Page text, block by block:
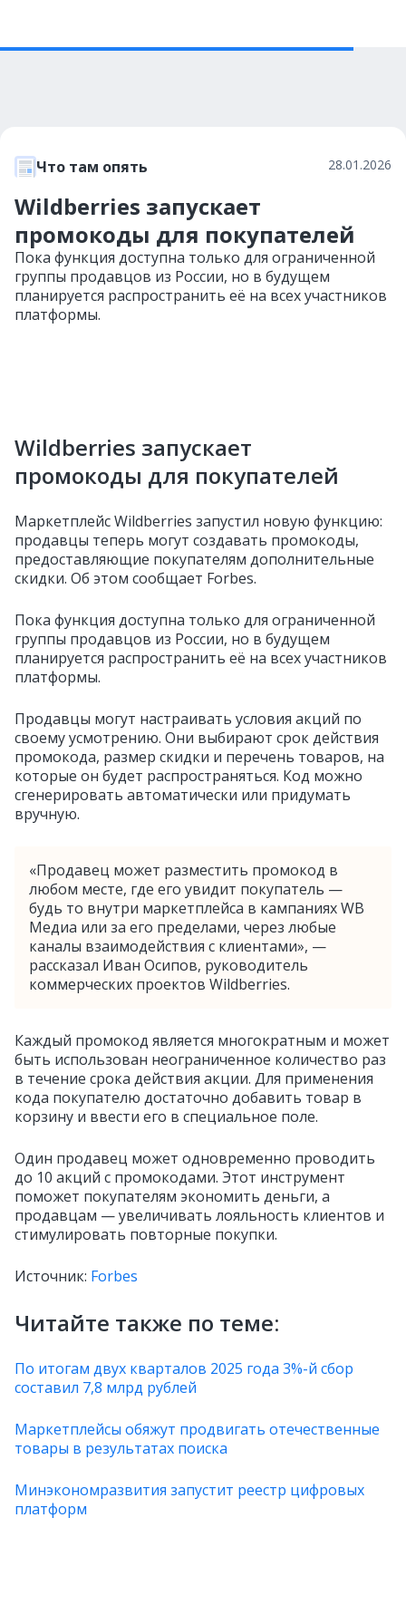
Что там опять 28.01.2026
Wildberries запускает
промокоды для покупателей
Пока функция доступна только для ограниченной
группы продавцов из России, но в будущем
планируется распространить её на всех участников
платформы.
Wildberries запускает
промокоды для покупателей
Маркетплейс Wildberries запустил новую функцию:
продавцы теперь могут создавать промокоды,
предоставляющие покупателям дополнительные
скидки. Об этом сообщает Forbes.
Пока функция доступна только для ограниченной
группы продавцов из России, но в будущем
планируется распространить её на всех участников
платформы.
Продавцы могут настраивать условия акций по
своему усмотрению. Они выбирают срок действия
промокода, размер скидки и перечень товаров, на
которые он будет распространяться. Код можно
сгенерировать автоматически или придумать
вручную.
«Продавец может разместить промокод в
любом месте, где его увидит покупатель —
будь то внутри маркетплейса в кампаниях WB
Медиа или за его пределами, через любые
каналы взаимодействия с клиентами», —
рассказал Иван Осипов, руководитель
коммерческих проектов Wildberries.
Каждый промокод является многократным и может
быть использован неограниченное количество раз
в течение срока действия акции. Для применения
кода покупателю достаточно добавить товар в
корзину и ввести его в специальное поле.
Один продавец может одновременно проводить
до 10 акций с промокодами. Этот инструмент
поможет покупателям экономить деньги, а
продавцам — увеличивать лояльность клиентов и
стимулировать повторные покупки.
Источник: Forbes
Читайте также по теме:
По итогам двух кварталов 2025 года 3%-й сбор
составил 7,8 млрд рублей
Маркетплейсы обяжут продвигать отечественные
товары в результатах поиска
Минэкономразвития запустит реестр цифровых
платформ